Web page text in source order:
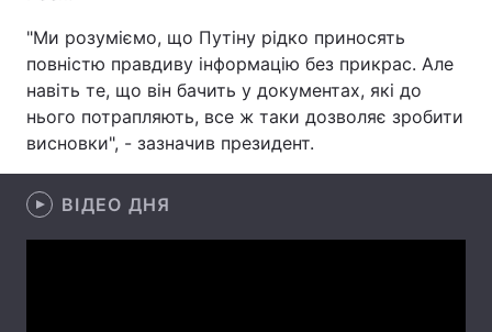
Лонгріди
Відео з Youtube
"Ми розуміємо, що Путіну рідко приносять
повністю правдиву інформацію без прикрас. Але
навіть те, що він бачить у документах, які до
нього потрапляють, все ж таки дозволяє зробити
висновки", - зазначив президент.
ВІДЕО ДНЯ